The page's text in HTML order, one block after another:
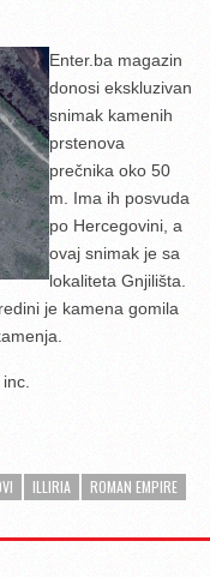
Enter.ba magazin
donosi ekskluzivan
snimak kamenih
prstenova
prečnika oko 50
m. Ima ih posvuda
po Hercegovini, a
ovaj snimak je sa
lokaliteta Gnjilišta.
je kamena gomila
ILLIRIA ROMAN EMPIRE